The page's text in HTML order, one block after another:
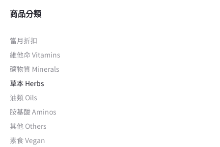
商品分類
當月折扣
維他命 Vitamins
礦物質 Minerals
草本 Herbs
油類 Oils
胺基酸 Aminos
其他 Others
素食 Vegan